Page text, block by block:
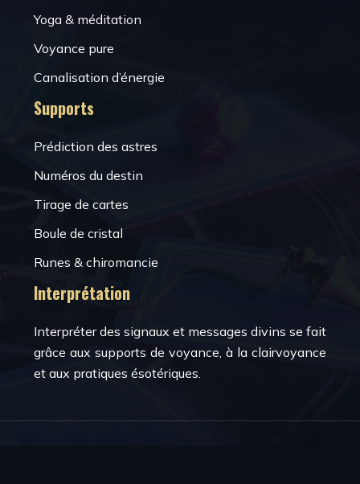
Yoga & méditation
Voyance pure
Canalisation d’énergie
Supports
Prédiction des astres
Numéros du destin
Tirage de cartes
Boule de cristal
Runes & chiromancie
Interprétation
Interpréter des signaux et messages divins se fait
grâce aux supports de voyance, à la clairvoyance
et aux pratiques ésotériques.